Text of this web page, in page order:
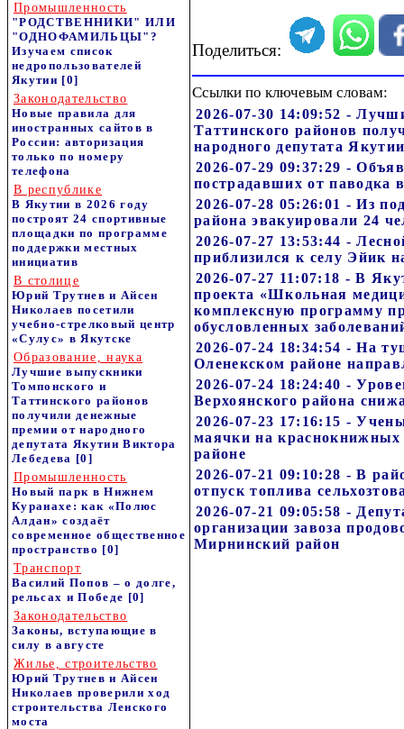
Промышленность
"РОДСТВЕННИКИ" ИЛИ
"ОДНОФАМИЛЬЦЫ"?
Изучаем список
недропользователей
Якутии [0]
Законодательство
Новые правила для
иностранных сайтов в
России: авторизация
только по номеру
телефона
В республике
В Якутии в 2026 году
построят 24 спортивные
площадки по программе
поддержки местных
инициатив
В столице
Юрий Трутнев и Айсен
Николаев посетили
учебно-стрелковый центр
«Сулус» в Якутске
Образование, наука
Лучшие выпускники
Томпонского и
Таттинского районов
получили денежные
премии от народного
депутата Якутии Виктора
Лебедева [0]
Промышленность
Новый парк в Нижнем
Куранахе: как «Полюс
Алдан» создаёт
современное общественное
пространство [0]
Транспорт
Василий Попов – о долге,
рельсах и Победе [0]
Законодательство
Законы, вступающие в
силу в августе
Жилье, строительство
Юрий Трутнев и Айсен
Николаев проверили ход
строительства Ленского
моста
Поделиться:
Ссылки по ключевым словам:
2026-07-30 14:09:52 -
Таттинского районов
народного депутата
2026-07-29 09:37:29 -
пострадавших от паводка
2026-07-28 05:26:01 - Из
района эвакуировали 24
2026-07-27 13:53:44 -
приблизился к селу Эйик
2026-07-27 11:07:18 - В
проекта «Школьная
комплексную программу
обусловленных
2026-07-24 18:34:54 - На
Оленекском районе
2026-07-24 18:24:40 -
Верхоянского района
2026-07-23 17:16:15 -
маячки на
районе
2026-07-21 09:10:28 - В
отпуск топлива
2026-07-21 09:05:58 -
организации завоза
Мирнинский район